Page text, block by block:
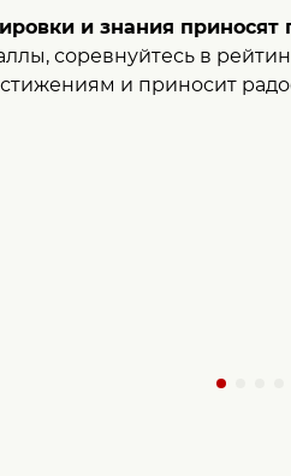
и знания приносят
соревнуйтесь в
и приносит